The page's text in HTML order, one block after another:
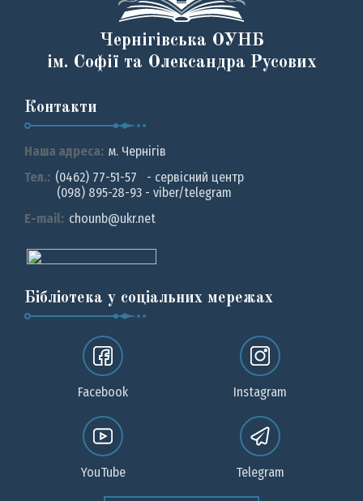
Чернігівська ОУНБ
ім. Софії та Олександра Русових
Контакти
Наша адреса: м. Чернiгiв
Тел.: (0462) 77-51-57 - сервісний центр
(098) 895-28-93 - viber/telegram
E-mail: chounb@ukr.net
Бібліотека у соціальних мережах
Facebook Instagram
YouTube Telegram